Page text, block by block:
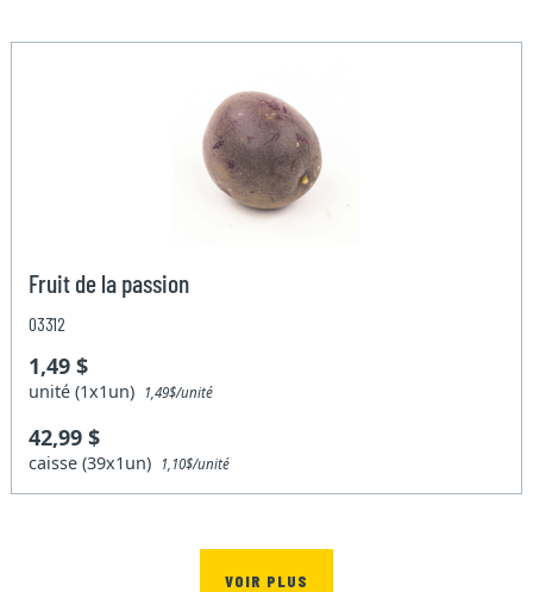
Fruit de la passion
03312
1,49 $
unité (1x1un) 1,49$/unité
42,99 $
caisse (39x1un) 1,10$/unité
VOIR PLUS